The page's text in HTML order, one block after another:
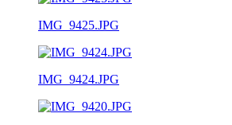
IMG_9425.JPG
IMG_9424.JPG